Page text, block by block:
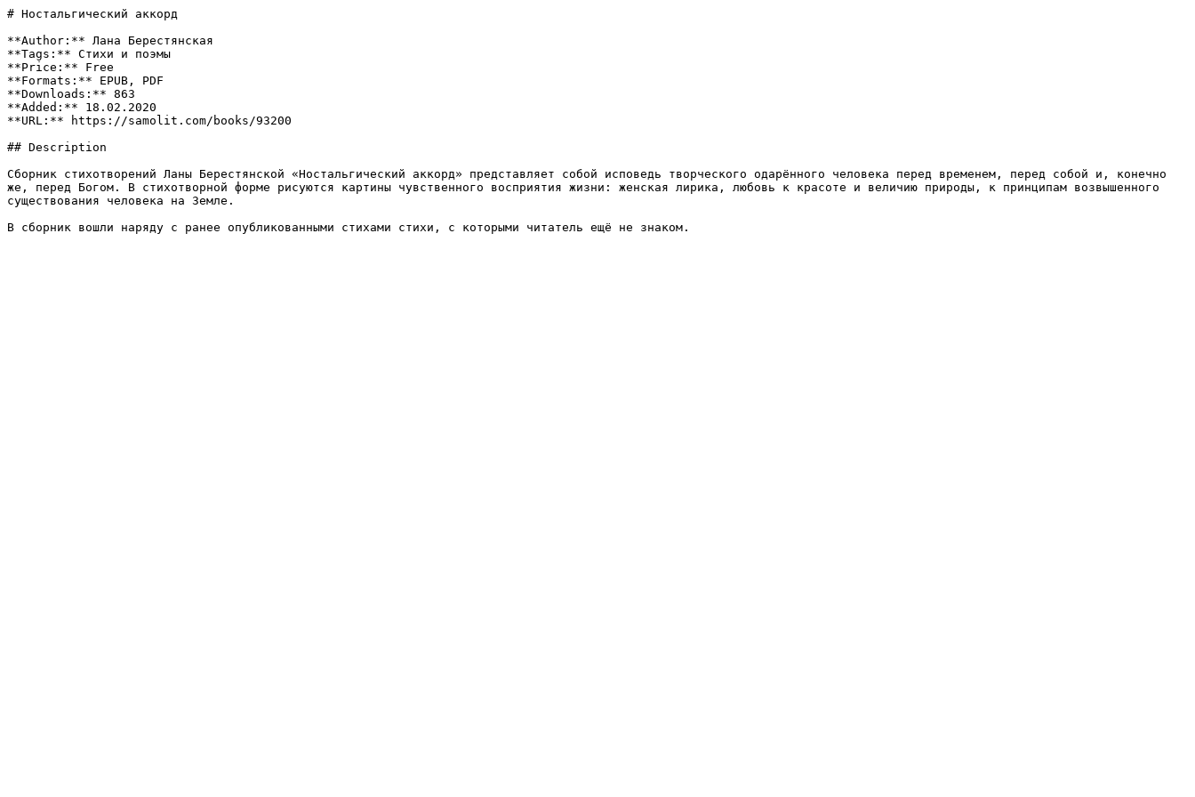
# Ностальгический аккорд
**Author:** Лана Берестянская
**Tags:** Стихи и поэмы
**Price:** Free
**Formats:** EPUB, PDF
**Downloads:** 863
**Added:** 18.02.2020
**URL:** https://samolit.com/books/93200
## Description
Сборник стихотворений Ланы Берестянской «Ностальгический аккорд» представляет собой исповедь творческого одарённого человека перед временем, перед собой и, конечно
же, перед Богом. В стихотворной форме рисуются картины чувственного восприятия жизни: женская лирика, любовь к красоте и величию природы, к принципам возвышенного
существования человека на Земле.
В сборник вошли наряду с ранее опубликованными стихами стихи, с которыми читатель ещё не знаком.